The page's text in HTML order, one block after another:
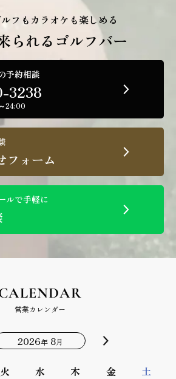
フもカラオケも楽しめる
られるゴルフバー
予約相談
3238
24:00
フォーム
ルで手軽に
営業カレンダー
2026年8月
火 水 木 金 土